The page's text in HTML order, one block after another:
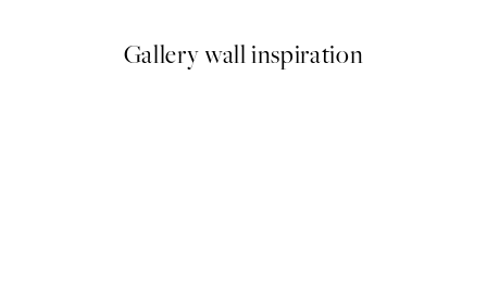
Gallery wall inspiration